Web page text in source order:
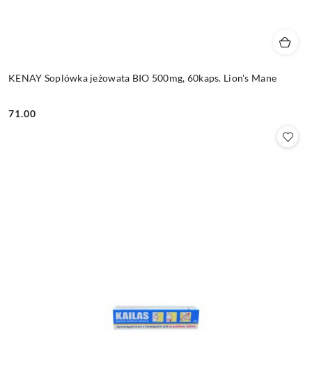
KENAY Soplówka jeżowata BIO 500mg, 60kaps. Lion's Mane
Cena:
71.00